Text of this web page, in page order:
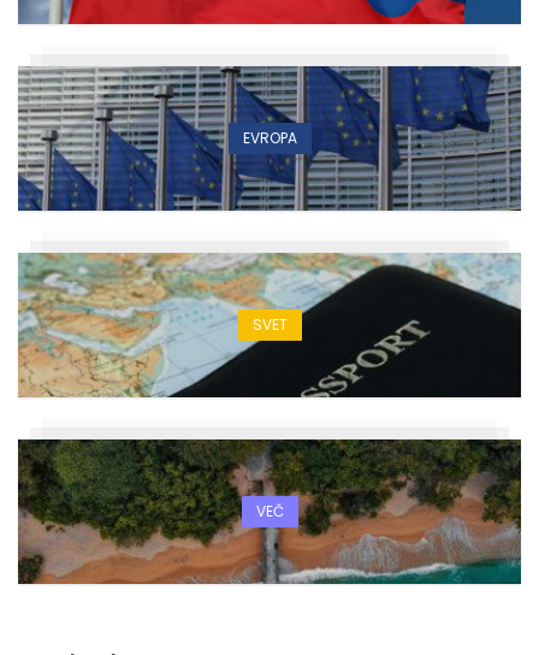
EVROPA
SVET
VEČ